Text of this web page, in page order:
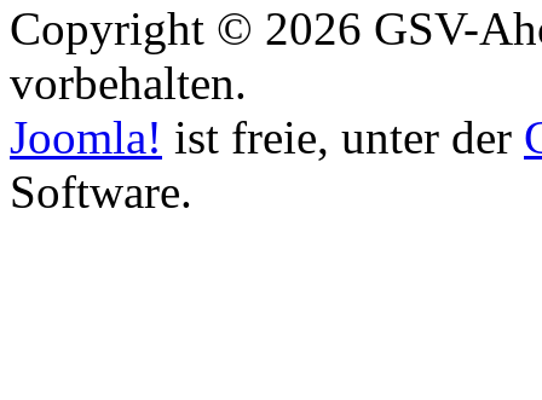
Copyright © 2026 GSV-
vorbehalten.
Joomla! ist freie, unter der
Software.